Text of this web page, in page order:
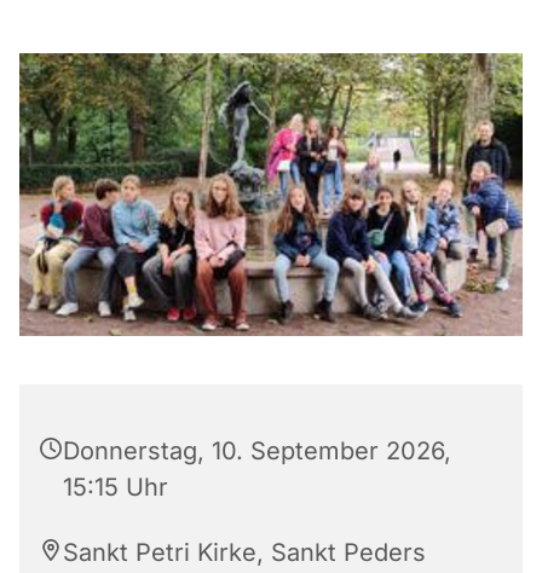
Donnerstag, 10. September 2026,
15:15 Uhr
Sankt Petri Kirke, Sankt Peders